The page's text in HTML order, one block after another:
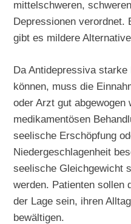
mittelschweren,
Depressionen verordnet.
gibt es mildere
Da Antidepressiva
können, muss die
oder Arzt gut abgewogen
medikamentösen
seelische Erschöpfung
Niedergeschlagenheit
seelische Gleichgewicht
werden. Patienten sollen
der Lage sein, ihren
bewältigen.